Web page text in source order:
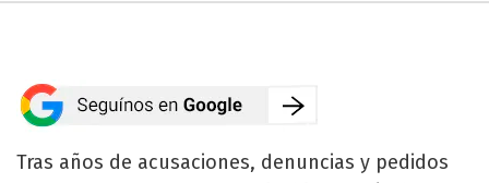
Tras años de acusaciones, denuncias y pedidos